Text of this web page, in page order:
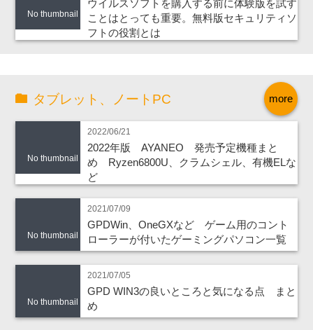
No thumbnail
ウイルスソフトを購入する前に体験版を試す
ことはとっても重要。無料版セキュリティソ
フトの役割とは
more
タブレット、ノートPC
No thumbnail
2022/06/21
2022年版 AYANEO 発売予定機種まと
め Ryzen6800U、クラムシェル、有機ELな
ど
No thumbnail
2021/07/09
GPDWin、OneGXなど ゲーム用のコント
ローラーが付いたゲーミングパソコン一覧
No thumbnail
2021/07/05
GPD WIN3の良いところと気になる点 まと
め